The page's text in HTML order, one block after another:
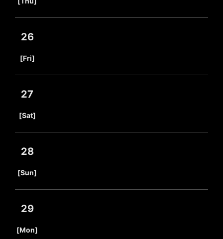
26
[Fri]
27
[Sat]
28
[Sun]
29
[Mon]